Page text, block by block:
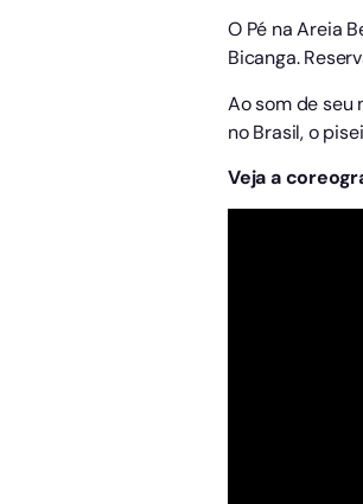
O Pé na Areia
Bicanga.
Ao som de seu
no Brasil, o
Veja a